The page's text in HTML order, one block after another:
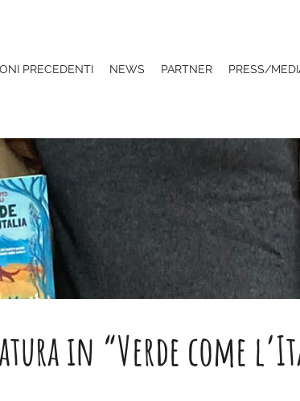
PRECEDENTI NEWS PARTNER PRESS/
in “Verde come